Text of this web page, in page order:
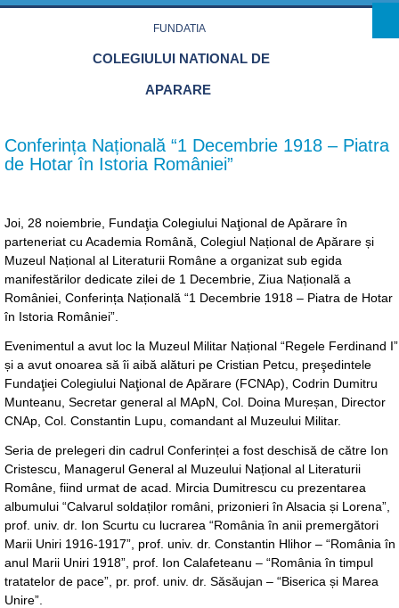
Skip to main content
FUNDATIA
COLEGIULUI NATIONAL DE
APARARE
Conferința Națională “1 Decembrie 1918 – Piatra
de Hotar în Istoria României”
Joi, 28 noiembrie, Fundaţia Colegiului Naţional de Apărare în
parteneriat cu Academia Română, Colegiul Național de Apărare și
Muzeul Național al Literaturii Române a organizat sub egida
manifestărilor dedicate zilei de 1 Decembrie, Ziua Națională a
României, Conferința Națională “1 Decembrie 1918 – Piatra de Hotar
în Istoria României”.
Evenimentul a avut loc la Muzeul Militar Național “Regele Ferdinand I”
și a avut onoarea să îi aibă alături pe Cristian Petcu, preşedintele
Fundaţiei Colegiului Naţional de Apărare (FCNAp), Codrin Dumitru
Munteanu, Secretar general al MApN, Col. Doina Mureșan, Director
CNAp, Col. Constantin Lupu, comandant al Muzeului Militar.
Seria de prelegeri din cadrul Conferinței a fost deschisă de către Ion
Cristescu, Managerul General al Muzeului Național al Literaturii
Române, fiind urmat de acad. Mircia Dumitrescu cu prezentarea
albumului “Calvarul soldaților români, prizonieri în Alsacia și Lorena”,
prof. univ. dr. Ion Scurtu cu lucrarea “România în anii premergători
Marii Uniri 1916-1917”, prof. univ. dr. Constantin Hlihor – “România în
anul Marii Uniri 1918”, prof. Ion Calafeteanu – “România în timpul
tratatelor de pace”, pr. prof. univ. dr. Săsăujan – “Biserica și Marea
Unire”.